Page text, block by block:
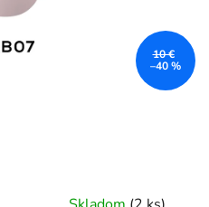
10 €
–40 %